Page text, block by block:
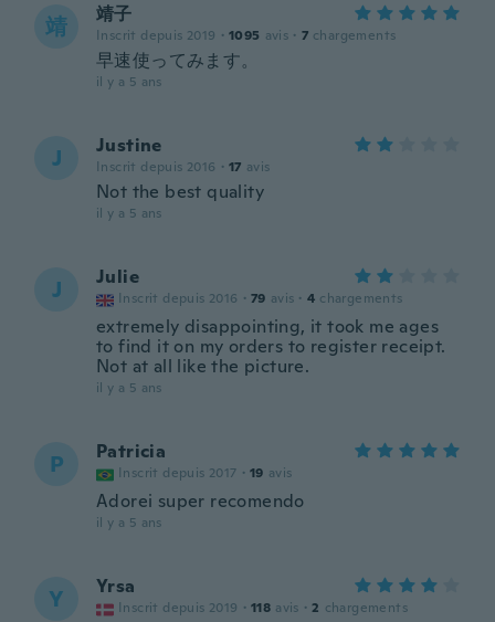
靖 靖子
Inscrit depuis 2019 · 1095 avis · 7 chargements
早速使ってみます。
il y a 5 ans
J Justine
Inscrit depuis 2016 · 17 avis
Not the best quality
il y a 5 ans
J Julie
Inscrit depuis 2016 · 79 avis · 4 chargements
extremely disappointing, it took me ages
to find it on my orders to register receipt.
Not at all like the picture.
il y a 5 ans
P Patricia
Inscrit depuis 2017 · 19 avis
Adorei super recomendo
il y a 5 ans
Y Yrsa
Inscrit depuis 2019 · 118 avis · 2 chargements